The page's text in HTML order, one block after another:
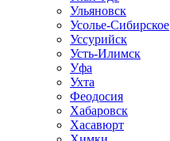
Ульяновск
Усолье-Сибирское
Уссурийск
Усть-Илимск
Уфа
Ухта
Феодосия
Хабаровск
Хасавюрт